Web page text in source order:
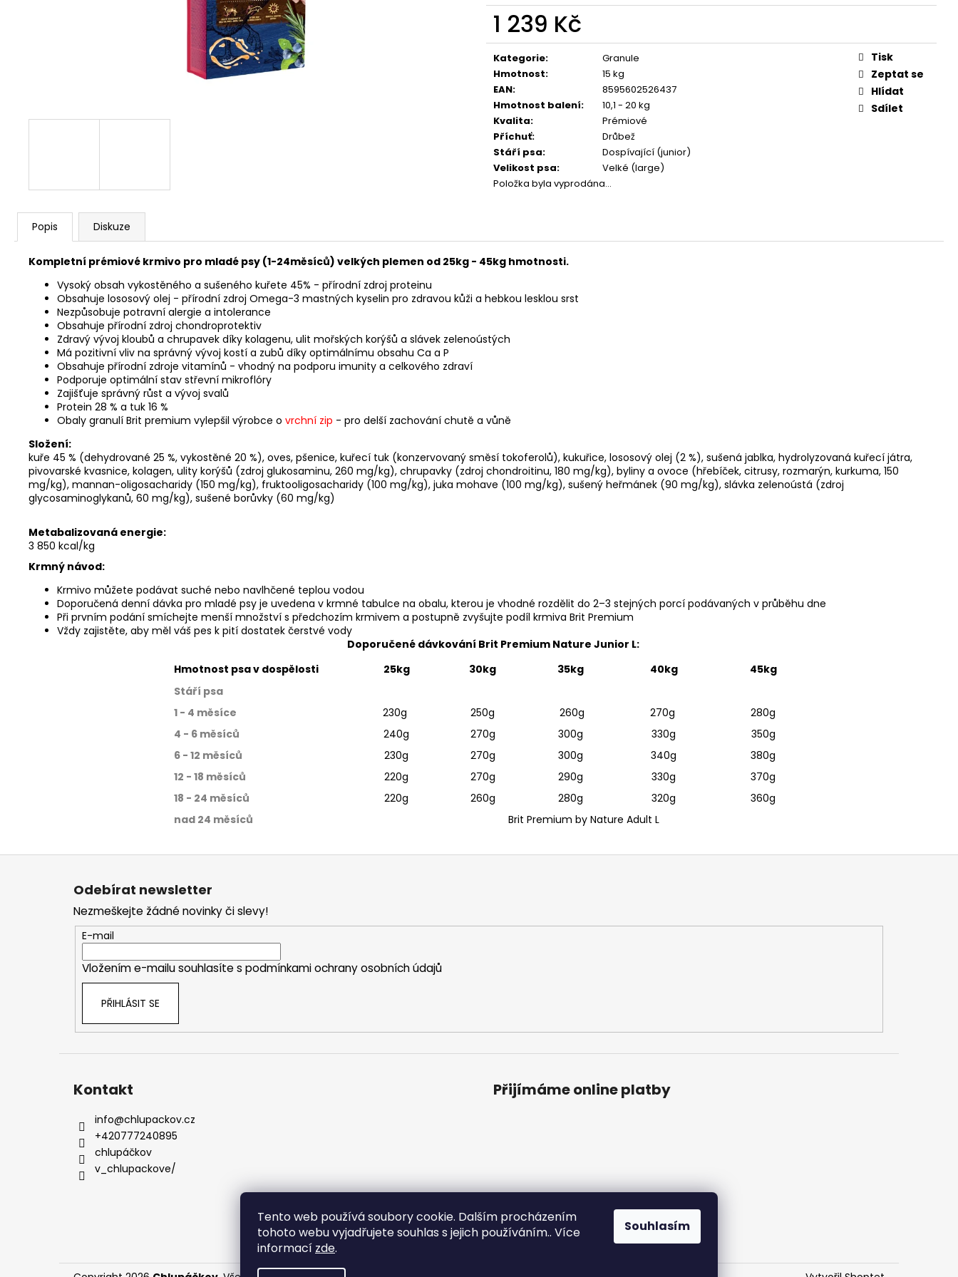
Tento web používá soubory cookie. Dalším procházením
tohoto webu vyjadřujete souhlas s jejich používáním.. Více
informací zde.
Souhlasím
1 239 Kč
Měrná
cena:
Kategorie:
Granule
Hmotnost:
15 kg
EAN:
8595602526437
Hmotnost balení:
10,1 - 20 kg
Kvalita:
Prémiové
Příchuť:
Drůbež
Stáří psa:
Dospívající (junior)
Velikost psa:
Velké (large)
Položka byla vyprodána…
Tisk
Zeptat se
Hlídat
Sdílet
Popis Diskuze
Kompletní prémiové krmivo pro mladé psy (1-24měsíců) velkých plemen od 25kg - 45kg hmotnosti.
Vysoký obsah vykostěného a sušeného kuřete 45% - přírodní zdroj proteinu
Obsahuje lososový olej - přírodní zdroj Omega-3 mastných kyselin pro zdravou kůži a hebkou lesklou srst
Nezpůsobuje potravní alergie a intolerance
Obsahuje přírodní zdroj chondroprotektiv
Zdravý vývoj kloubů a chrupavek díky kolagenu, ulit mořských korýšů a slávek zelenoústých
Má pozitivní vliv na správný vývoj kostí a zubů díky optimálnímu obsahu Ca a P
Obsahuje přírodní zdroje vitamínů - vhodný na podporu imunity a celkového zdraví
Podporuje optimální stav střevní mikroflóry
Zajišťuje správný růst a vývoj svalů
Protein 28 % a tuk 16 %
Obaly granulí Brit premium vylepšil výrobce o vrchní zip - pro delší zachování chutě a vůně
Složení:
kuře 45 % (dehydrované 25 %, vykostěné 20 %), oves, pšenice, kuřecí tuk (konzervovaný směsí tokoferolů), kukuřice, lososový olej (2 %), sušená jablka, hydrolyzovaná kuřecí játra,
pivovarské kvasnice, kolagen, ulity korýšů (zdroj glukosaminu, 260 mg/kg), chrupavky (zdroj chondroitinu, 180 mg/kg), byliny a ovoce (hřebíček, citrusy, rozmarýn, kurkuma, 150
mg/kg), mannan-oligosacharidy (150 mg/kg), fruktooligosacharidy (100 mg/kg), juka mohave (100 mg/kg), sušený heřmánek (90 mg/kg), slávka zelenoústá (zdroj
glycosaminoglykanů, 60 mg/kg), sušené borůvky (60 mg/kg)
Metabalizovaná energie:
3 850 kcal/kg
Krmný návod:
Krmivo můžete podávat suché nebo navlhčené teplou vodou
Doporučená denní dávka pro mladé psy je uvedena v krmné tabulce na obalu, kterou je vhodné rozdělit do 2–3 stejných porcí podávaných v průběhu dne
Při prvním podání smíchejte menší množství s předchozím krmivem a postupně zvyšujte podíl krmiva Brit Premium
Vždy zajistěte, aby měl váš pes k pití dostatek čerstvé vody
Doporučené dávkování Brit Premium Nature Junior L:
Hmotnost psa v dospělosti
25kg 30kg 35kg 40kg
45kg
Stáří psa
1 - 4 měsíce
230g 250g 260g 270g
280g
4 - 6 měsíců
240g 270g 300g 330g
350g
6 - 12 měsíců
230g 270g 300g 340g
380g
12 - 18 měsíců
220g 270g 290g 330g
370g
18 - 24 měsíců
220g 260g 280g 320g
360g
nad 24 měsíců
Brit Premium by Nature Adult L
JOSERA MEAT BITES MINI BEEF 70G
CALIBRA JOY DOG YUMMY CHICKEN CALIBRA JOY DOG YUMMY TUNA TREAT
100G
79 Kč
Z
Odebírat newsletter
Nezmeškejte žádné novinky či slevy!
E-mail
Vložením e-mailu souhlasíte s podmínkami ochrany osobních údajů
PŘIHLÁSIT SE
Kontakt
info@chlupackov.cz
+420777240895
chlupáčkov
v_chlupackove/
Přijímáme online platby